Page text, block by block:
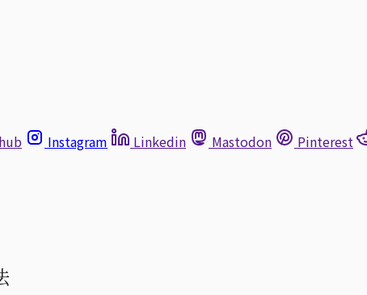
Instagram Linkedin Mastodon Pinterest